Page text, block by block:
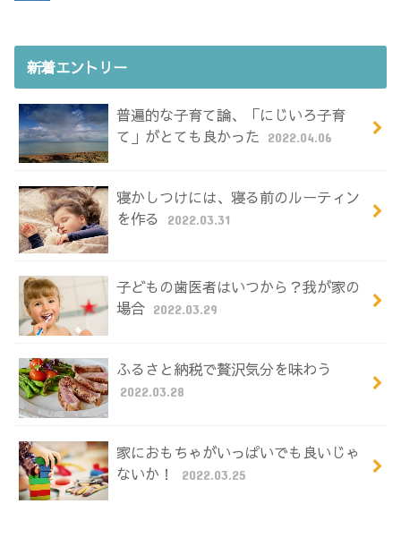
新着エントリー
普遍的な子育て論、「にじいろ子育
て」がとても良かった
2022.04.06
寝かしつけには、寝る前のルーティン
を作る
2022.03.31
子どもの歯医者はいつから？我が家の
場合 2022.03.29
ふるさと納税で贅沢気分を味わう
2022.03.28
家におもちゃがいっぱいでも良いじゃ
ないか！
2022.03.25